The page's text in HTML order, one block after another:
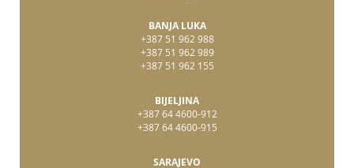
BANJA LUKA
+387 51 962 988
+387 51 962 989
+387 51 962 155
BIJELJINA
+387 64 4600-912
+387 64 4600-915
SARAJEVO